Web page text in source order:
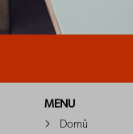
MENU
Domů